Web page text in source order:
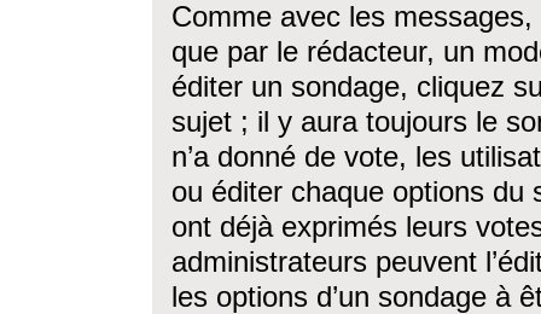
Comme avec les
que par le rédacteur, un
éditer un sondage, cliquez
sujet ; il y aura toujours le
n’a donné de vote, les
ou éditer chaque options du
ont déjà exprimés leurs
administrateurs peuvent
les options d’un sondage à